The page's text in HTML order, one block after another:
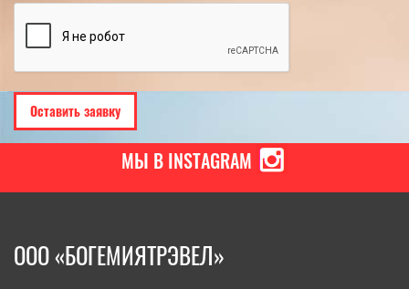
МЫ В INSTAGRAM
ООО «БОГЕМИЯТРЭВЕЛ»